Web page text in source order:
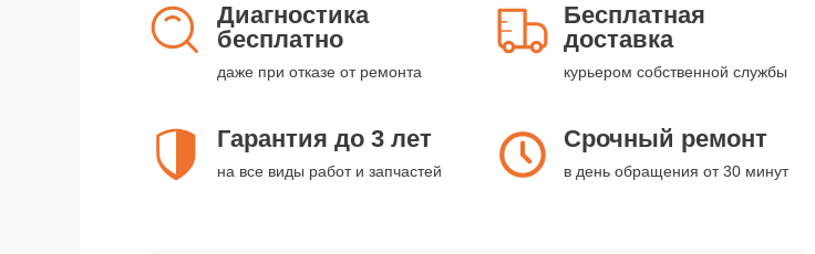
Диагностика
бесплатно
даже при отказе от ремонта
Бесплатная
доставка
курьером собственной службы
Гарантия до 3 лет
на все виды работ и запчастей
Срочный ремонт
в день обращения от 30 минут